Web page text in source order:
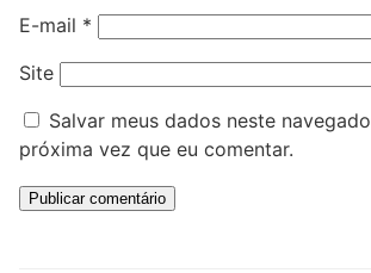
E-mail *
Site
Salvar meus dados neste
próxima vez que eu comentar.